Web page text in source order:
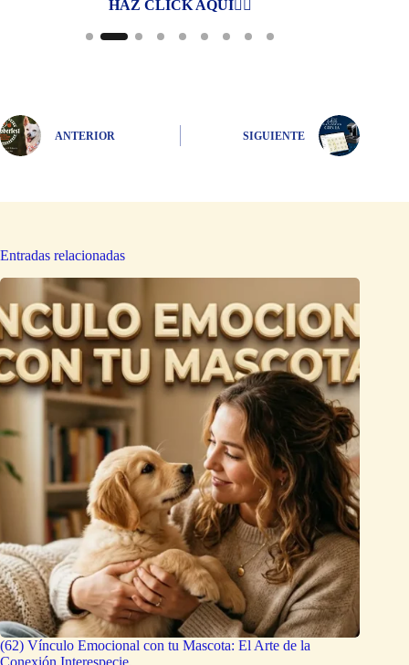
HAZ CLICK AQUI👆🏻
ANTERIOR SIGUIENTE
Entradas relacionadas
(62) Vínculo Emocional con tu Mascota: El Arte de la
Conexión Interespecie.